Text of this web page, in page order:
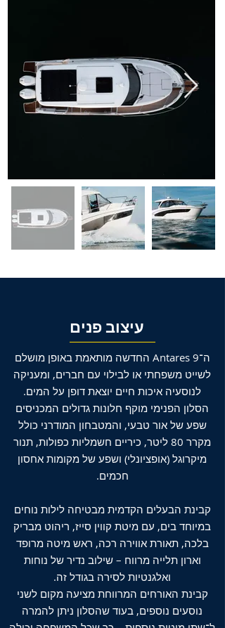
עיצוב פנים
ה־Antares 9 החדשה מותאמת באופן מושלם
לשייט משפחתי או לבילוי עם חברים, ומעניקה
לנוסעיה איכות חיים יוצאת דופן על המים.
הסלון הפנימי מוקף חלונות גדולים המכניסים
שפע של אור טבעי, והמטבחון המודרני כולל
מקרר 80 ליטר, כיריים חשמליות כפולות, תנור
מיקרוגל (אופציונלי) ושפע של מקומות אחסון
חכמים.
קבינת הבעלים הקדמית מבטיחה לילות נוחים
במיוחד בים, עם מיטת קווין סייז, ריהוט מבריק
בלכה, תאורת אווירה רכה, ראש מיטה מרופד
וארון תלייה מרווח – שילוב נדיר של נוחות
ואלגנטיות לסירה בגודל זה.
קבינת האורחים המרווחת מציעה מקום לשני
נוסעים נוספים, בעוד שהסלון ניתן להמרה